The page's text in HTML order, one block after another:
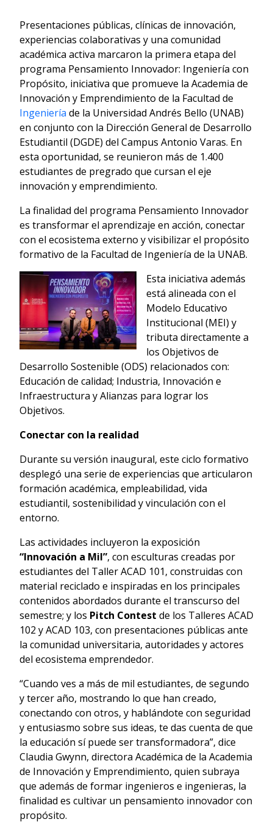
Presentaciones públicas, clínicas de innovación,
experiencias colaborativas y una comunidad
académica activa marcaron la primera etapa del
programa Pensamiento Innovador: Ingeniería con
Propósito, iniciativa que promueve la Academia de
Innovación y Emprendimiento de la Facultad de
Ingeniería de la Universidad Andrés Bello (UNAB)
en conjunto con la Dirección General de Desarrollo
Estudiantil (DGDE) del Campus Antonio Varas. En
esta oportunidad, se reunieron más de 1.400
estudiantes de pregrado que cursan el eje
innovación y emprendimiento.
La finalidad del programa Pensamiento Innovador
es transformar el aprendizaje en acción, conectar
con el ecosistema externo y visibilizar el propósito
formativo de la Facultad de Ingeniería de la UNAB.
Esta iniciativa además
está alineada con el
Modelo Educativo
Institucional (MEI) y
tributa directamente a
los Objetivos de
Desarrollo Sostenible (ODS) relacionados con:
Educación de calidad; Industria, Innovación e
Infraestructura y Alianzas para lograr los
Objetivos.
Conectar con la realidad
Durante su versión inaugural, este ciclo formativo
desplegó una serie de experiencias que articularon
formación académica, empleabilidad, vida
estudiantil, sostenibilidad y vinculación con el
entorno.
Las actividades incluyeron la exposición
“Innovación a Mil”, con esculturas creadas por
estudiantes del Taller ACAD 101, construidas con
material reciclado e inspiradas en los principales
contenidos abordados durante el transcurso del
semestre; y los Pitch Contest de los Talleres ACAD
102 y ACAD 103, con presentaciones públicas ante
la comunidad universitaria, autoridades y actores
del ecosistema emprendedor.
“Cuando ves a más de mil estudiantes, de segundo
y tercer año, mostrando lo que han creado,
conectando con otros, y hablándote con seguridad
y entusiasmo sobre sus ideas, te das cuenta de que
la educación sí puede ser transformadora”, dice
Claudia Gwynn, directora Académica de la Academia
de Innovación y Emprendimiento, quien subraya
que además de formar ingenieros e ingenieras, la
finalidad es cultivar un pensamiento innovador con
propósito.